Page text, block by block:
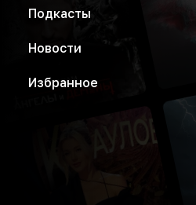
Подкасты
Новости
Избранное